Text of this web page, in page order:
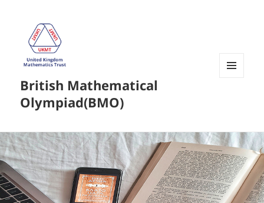
British Mathematical
Olympiad(BMO)